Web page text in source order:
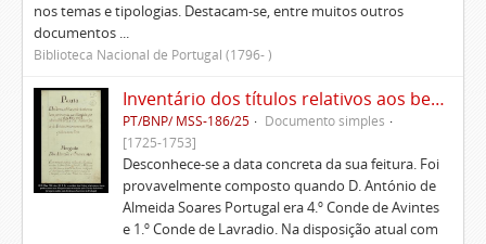
nos temas e tipologias. Destacam-se, entre muitos outros
documentos ...
Biblioteca Nacional de Portugal (1796- )
Inventário dos títulos relativos aos bens pertencentes aos Morgados administrados pelo Conde de Avintes
PT/BNP/ MSS-186/25
Documento simples
[1725-1753]
Desconhece-se a data concreta da sua feitura. Foi
provavelmente composto quando D. António de
Almeida Soares Portugal era 4.º Conde de Avintes
e 1.º Conde de Lavradio. Na disposição atual com